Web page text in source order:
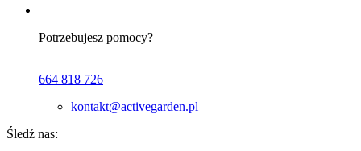
Potrzebujesz pomocy?
664 818 726
kontakt@activegarden.pl
Śledź nas: